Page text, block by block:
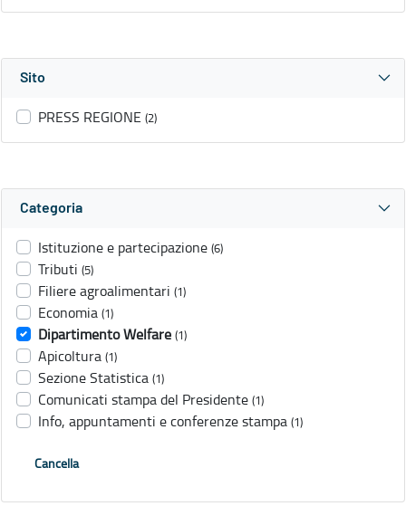
Sito
PRESS REGIONE (2)
Categoria
Istituzione e partecipazione (6)
Tributi (5)
Filiere agroalimentari (1)
Economia (1)
Dipartimento Welfare (1)
Apicoltura (1)
Sezione Statistica (1)
Comunicati stampa del Presidente (1)
Info, appuntamenti e conferenze stampa (1)
Cancella